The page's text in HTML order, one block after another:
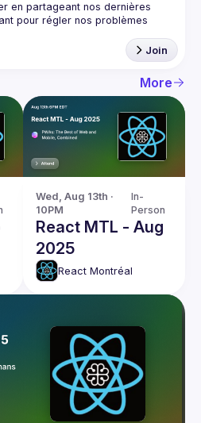
en partageant nos dernières
pour régler nos problèmes
Join
More
Wed, Aug 13th ·
10PM
In-
Person
React MTL - Aug
2025
React Montréal